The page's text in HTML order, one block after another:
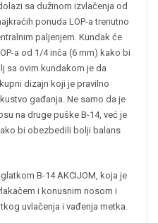
sa dužinom izvlačenja od
ponuda LOP-a trenutno
paljenjem. Kundak će
a od 1/4 inča (6 mm) kako bi
sa ovim kundakom je da
dizajn koji je pravilno
gađanja. Ne samo da je
na druge puške B-14, već je
bi obezbedili bolji balans
B-14 AKCIJOM, koja je
i konusnim nosom i
uvlačenja i vađenja metka.